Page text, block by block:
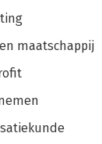
maatschappij